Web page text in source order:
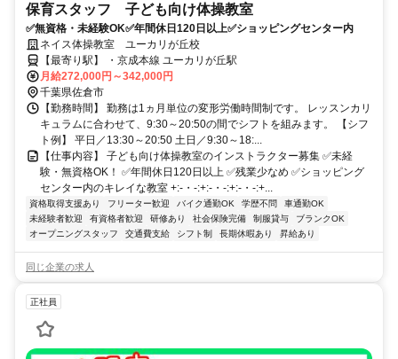
保育スタッフ 子ども向け体操教室
✅無資格・未経験OK✅年間休日120日以上✅ショッピングセンター内
ネイス体操教室 ユーカリが丘校
【最寄り駅】 ・京成本線 ユーカリが丘駅
月給272,000円～342,000円
千葉県佐倉市
【勤務時間】 勤務は1ヵ月単位の変形労働時間制です。 レッスンカリ
キュラムに合わせて、9:30～20:50の間でシフトを組みます。 【シフ
ト例】 平日／13:30～20:50 土日／9:30～18:...
【仕事内容】 子ども向け体操教室のインストラクター募集 ✅未経
験・無資格OK！ ✅年間休日120日以上 ✅残業少なめ ✅ショッピング
センター内のキレイな教室 +:-・-:+:-・-:+:-・-:+...
資格取得支援あり フリーター歓迎 バイク通勤OK 学歴不問
車通勤OK
未経験者歓迎
有資格者歓迎 研修あり 社会保険完備 制服貸与
ブランクOK
オープニングスタッフ
交通費支給 シフト制 長期休暇あり 昇給あり
同じ企業の求人
正社員